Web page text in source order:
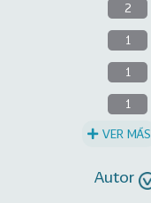
2
1
1
1
VER MÁS
Autor